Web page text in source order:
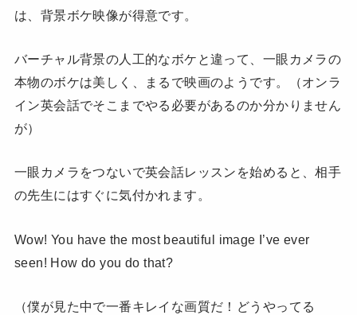
は、背景ボケ映像が得意です。
バーチャル背景の人工的なボケと違って、一眼カメラの
本物のボケは美しく、まるで映画のようです。（オンラ
イン英会話でそこまでやる必要があるのか分かりません
が）
一眼カメラをつないで英会話レッスンを始めると、相手
の先生にはすぐに気付かれます。
Wow! You have the most beautiful image I’ve ever
seen! How do you do that?
（僕が見た中で一番キレイな画質だ！どうやってる